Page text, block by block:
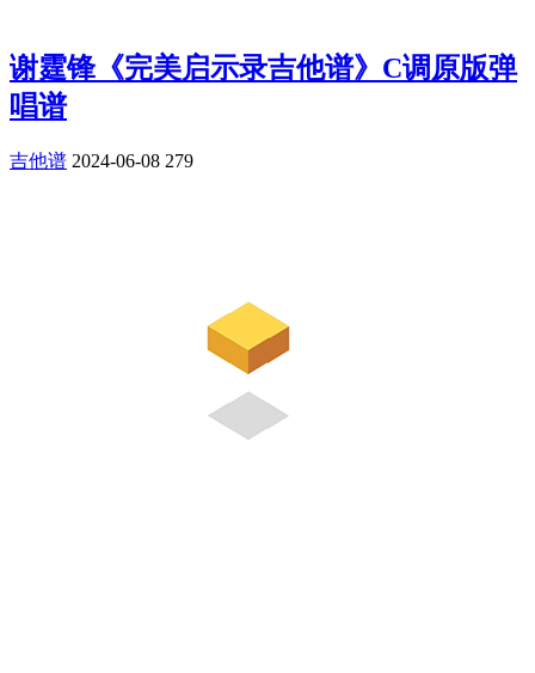
谢霆锋《完美启示录吉他谱》C调原版弹
唱谱
吉他谱 2024-06-08 279